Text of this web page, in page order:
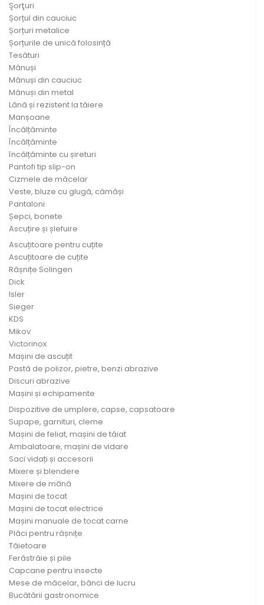
Şorţuri
Șorțul din cauciuc
Șorțuri metalice
Șorțurile de unică folosință
Tesături
Mănuși
Mănuși din cauciuc
Mănuși din metal
Lână și rezistent la tăiere
Manșoane
Încălțăminte
Încălțăminte
încălțăminte cu șireturi
Pantofi tip slip-on
Cizmele de măcelar
Veste, bluze cu glugă, cămăși
Pantaloni
Șepci, bonete
Ascuțire și șlefuire
Ascuțitoare pentru cuțite
Ascuțitoare de cuțite
Râșnițe Solingen
Dick
Isler
Sieger
KDS
Mikov
Victorinox
Mașini de ascuțit
Pastă de polizor, pietre, benzi abrazive
Discuri abrazive
Mașini și echipamente
Dispozitive de umplere, capse, capsatoare
Supape, garnituri, cleme
Mașini de feliat, mașini de tăiat
Ambalatoare, mașini de vidare
Saci vidați și accesorii
Mixere și blendere
Mixere de mână
Mașini de tocat
Mașini de tocat electrice
Mașini manuale de tocat carne
Plăci pentru râșnițe
Tăietoare
Ferăstrăie și pile
Capcane pentru insecte
Mese de măcelar, bănci de lucru
Bucătării gastronomice